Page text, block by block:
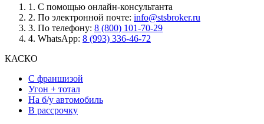
1. С помощью онлайн-консультанта
2. По электронной почте: info@stsbroker.ru
3. По телефону: 8 (800) 101-70-29
4. WhatsApp: 8 (993) 336-46-72
КАСКО
С франшизой
Угон + тотал
На б/у автомобиль
В рассрочку